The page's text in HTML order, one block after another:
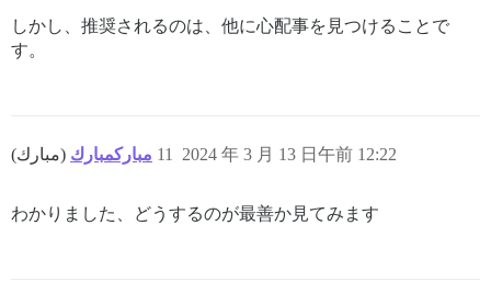
しかし、推奨されるのは、他に心配事を見つけることで
す。
مباركمبارك 2024 年 3 月 13 日午前 12:22
11
わかりました、どうするのが最善か見てみます